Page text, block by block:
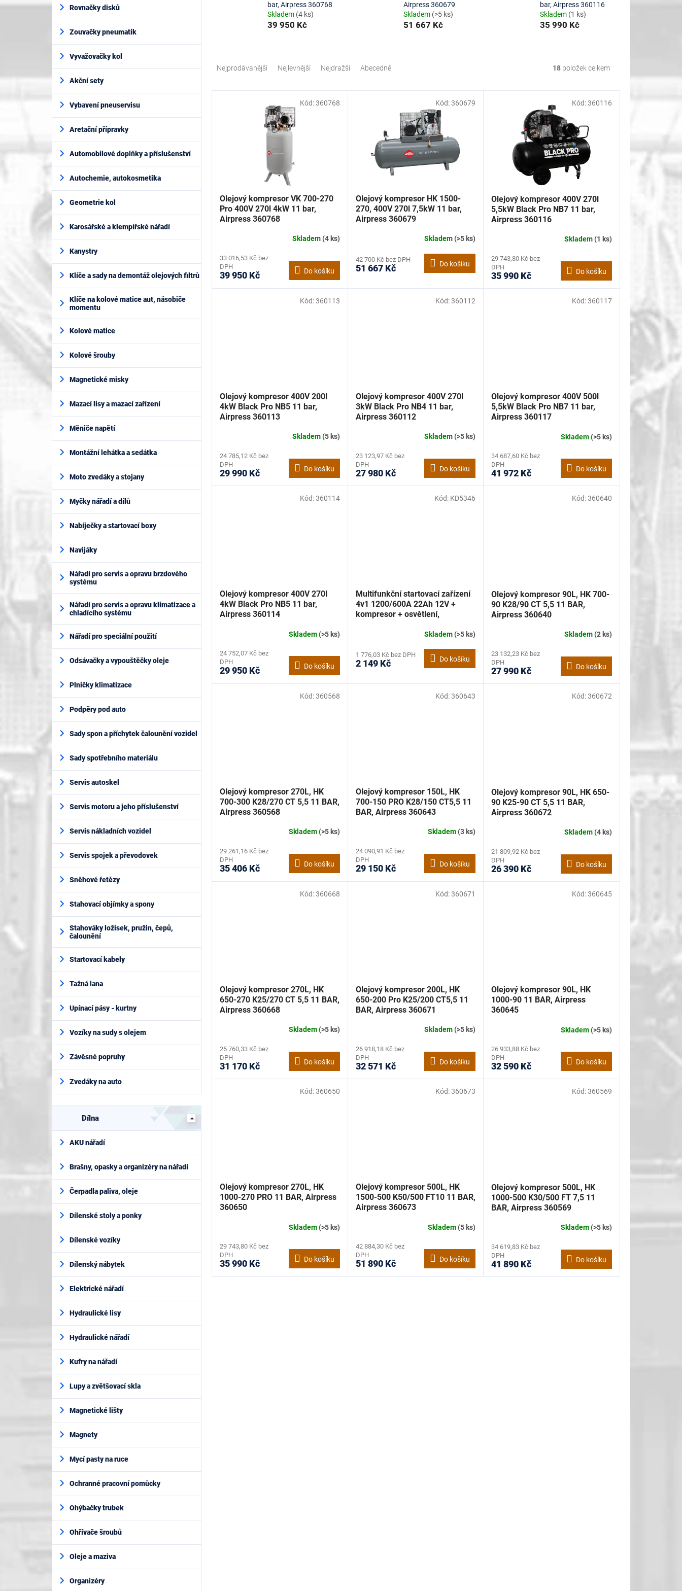
í
e
Rovnačky disků
Zouvačky pneumatik
Vyvažovačky kol
Akční sety
Vybavení pneuservisu
Aretační přípravky
Automobilové doplňky a příslušenství
Autochemie, autokosmetika
Geometrie kol
Karosářské a klempířské nářadí
Kanystry
Klíče a sady na demontáž olejových filtrů
Klíče na kolové matice aut, násobiče
momentu
Kolové matice
Kolové šrouby
Magnetické misky
Mazací lisy a mazací zařízení
Měniče napětí
Montážní lehátka a sedátka
Moto zvedáky a stojany
Myčky nářadí a dílů
Nabíječky a startovací boxy
Navijáky
Nářadí pro servis a opravu brzdového
systému
Nářadí pro servis a opravu klimatizace a
chladícího systému
Nářadí pro speciální použití
Odsávačky a vypouštěčky oleje
Plničky klimatizace
Podpěry pod auto
Sady spon a příchytek čalounění vozidel
Sady spotřebního materiálu
Servis autoskel
Servis motoru a jeho příslušenství
Servis nákladních vozidel
Servis spojek a převodovek
Sněhové řetězy
Stahovací objímky a spony
Stahováky ložisek, pružin, čepů,
čalounění
Startovací kabely
Tažná lana
Upínací pásy - kurtny
Vozíky na sudy s olejem
Závěsné popruhy
Zvedáky na auto
Dílna
AKU nářadí
Brašny, opasky a organizéry na nářadí
Čerpadla paliva, oleje
Dílenské stoly a ponky
Dílenské vozíky
Dílenský nábytek
Elektrické nářadí
Hydraulické lisy
Hydraulické nářadí
Kufry na nářadí
Lupy a zvětšovací skla
Magnetické lišty
Magnety
Mycí pasty na ruce
Ochranné pracovní pomůcky
Ohýbačky trubek
Ohřívače šroubů
Oleje a maziva
Organizéry
bar, Airpress 360768
Skladem (4 ks)
39 950 Kč
Airpress 360679
Skladem (>5 ks)
51 667 Kč
bar, Airpress 360116
Skladem (1 ks)
35 990 Kč
e
Nejprodávanější Nejlevnější Nejdražší Abecedně 18 položek celkem
Olejový kompresor VK 700-270
Pro 400V 270l 4kW 11 bar,
Airpress 360768
Skladem(4 ks)
33 016,53 Kč bez
DPH
39 950 Kč Do košíku
Kód:360768
Olejový kompresor HK 1500-
270, 400V 270l 7,5kW 11 bar,
Airpress 360679
Skladem(>5 ks)
42 700 Kč bez DPH
51 667 Kč Do košíku
Kód:360679
Olejový kompresor 400V 270l
5,5kW Black Pro NB7 11 bar,
Airpress 360116
Skladem(1 ks)
29 743,80 Kč bez
DPH
35 990 Kč Do košíku
Kód:360116
Olejový kompresor 400V 200l
4kW Black Pro NB5 11 bar,
Airpress 360113
Skladem(5 ks)
24 785,12 Kč bez
DPH
29 990 Kč Do košíku
Kód:360113
Olejový kompresor 400V 270l
3kW Black Pro NB4 11 bar,
Airpress 360112
Skladem(>5 ks)
23 123,97 Kč bez
DPH
27 980 Kč Do košíku
Kód:360112
Olejový kompresor 400V 500l
5,5kW Black Pro NB7 11 bar,
Airpress 360117
Skladem(>5 ks)
34 687,60 Kč bez
DPH
41 972 Kč Do košíku
Kód:360117
Olejový kompresor 400V 270l
4kW Black Pro NB5 11 bar,
Airpress 360114
Skladem(>5 ks)
24 752,07 Kč bez
DPH
29 950 Kč Do košíku
Kód:360114
Multifunkční startovací zařízení
4v1 1200/600A 22Ah 12V +
kompresor + osvětlení,
Skladem(>5 ks)
1 776,03 Kč bez DPH
2 149 Kč Do košíku
Kód: KD5346
Olejový kompresor 90L, HK 700-
90 K28/90 CT 5,5 11 BAR,
Airpress 360640
Skladem(2 ks)
23 132,23 Kč bez
DPH
27 990 Kč Do košíku
Kód:360640
Olejový kompresor 270L, HK
700-300 K28/270 CT 5,5 11 BAR,
Airpress 360568
Skladem(>5 ks)
29 261,16 Kč bez
DPH
35 406 Kč Do košíku
Kód:360568
Olejový kompresor 150L, HK
700-150 PRO K28/150 CT5,5 11
BAR, Airpress 360643
Skladem(3 ks)
24 090,91 Kč bez
DPH
29 150 Kč Do košíku
Kód:360643
Olejový kompresor 90L, HK 650-
90 K25-90 CT 5,5 11 BAR,
Airpress 360672
Skladem(4 ks)
21 809,92 Kč bez
DPH
26 390 Kč Do košíku
Kód:360672
Olejový kompresor 270L, HK
650-270 K25/270 CT 5,5 11 BAR,
Airpress 360668
Skladem(>5 ks)
25 760,33 Kč bez
DPH
31 170 Kč Do košíku
Kód:360668
Olejový kompresor 200L, HK
650-200 Pro K25/200 CT5,5 11
BAR, Airpress 360671
Skladem(>5 ks)
26 918,18 Kč bez
DPH
32 571 Kč Do košíku
Kód:360671
Olejový kompresor 90L, HK
1000-90 11 BAR, Airpress
360645
Skladem(>5 ks)
26 933,88 Kč bez
DPH
32 590 Kč Do košíku
Kód:360645
Olejový kompresor 270L, HK
1000-270 PRO 11 BAR, Airpress
360650
Skladem(>5 ks)
29 743,80 Kč bez
DPH
35 990 Kč Do košíku
Kód:360650
Olejový kompresor 500L, HK
1500-500 K50/500 FT10 11 BAR,
Airpress 360673
Skladem(5 ks)
42 884,30 Kč bez
DPH
51 890 Kč Do košíku
Kód:360673
Olejový kompresor 500L, HK
1000-500 K30/500 FT 7,5 11
BAR, Airpress 360569
Skladem(>5 ks)
34 619,83 Kč bez
DPH
41 890 Kč Do košíku
Kód:360569